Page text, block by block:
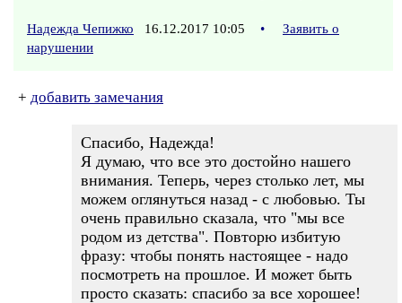
Надежда Чепижко 16.12.2017 10:05 •
Заявить о
нарушении
+ добавить замечания
Спасибо, Надежда!
Я думаю, что все это достойно нашего
внимания. Теперь, через столько лет, мы
можем оглянуться назад - с любовью. Ты
очень правильно сказала, что "мы все
родом из детства". Повторю избитую
фразу: чтобы понять настоящее - надо
посмотреть на прошлое. И может быть
просто сказать: спасибо за все хорошее!